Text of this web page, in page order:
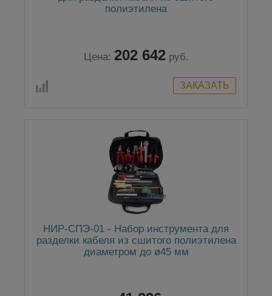
полиэтилена
Цена: 202 642 руб.
НИР-СПЭ-01 - Набор инструмента для
разделки кабеля из сшитого полиэтилена
диаметром до ø45 мм